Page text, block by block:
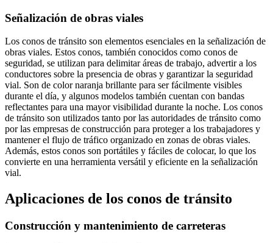
Señalización de obras viales
Los conos de tránsito son elementos esenciales en la señalización de
obras viales. Estos conos, también conocidos como conos de
seguridad, se utilizan para delimitar áreas de trabajo, advertir a los
conductores sobre la presencia de obras y garantizar la seguridad
vial. Son de color naranja brillante para ser fácilmente visibles
durante el día, y algunos modelos también cuentan con bandas
reflectantes para una mayor visibilidad durante la noche. Los conos
de tránsito son utilizados tanto por las autoridades de tránsito como
por las empresas de construcción para proteger a los trabajadores y
mantener el flujo de tráfico organizado en zonas de obras viales.
Además, estos conos son portátiles y fáciles de colocar, lo que los
convierte en una herramienta versátil y eficiente en la señalización
vial.
Aplicaciones de los conos de tránsito
Construcción y mantenimiento de carreteras